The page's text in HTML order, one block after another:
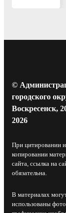
©
городского
Воскресенск,
2026
При цитировании
копировании
сайта, ссылка на
обязательна.
В материалах
использованы